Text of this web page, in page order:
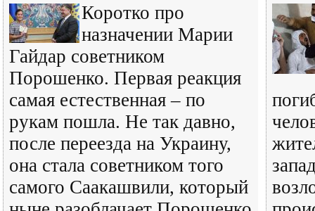
Коротко про
назначении Марии
Гайдар советником
Порошенко. Первая реакция
самая естественная – по
рукам пошла. Не так давно,
после переезда на Украину,
она стала советником того
самого Саакашвили, который